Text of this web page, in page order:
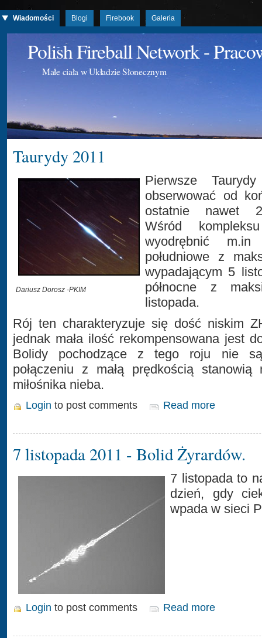
Wiadomości Blogi Firebook Galeria
Polish Fireball Network -
Małe ciała w Układzie Słonecznym
Taurydy 2011
Dariusz Dorosz -PKIM
Pierwsze
obserwować od
ostatnie nawet
Wśród
wyodrębnić
południowe z
wypadającym 5
północne z
listopada.
Rój ten charakteryzuje się dość niskim
jednak mała ilość rekompensowana jest
Bolidy pochodzące z tego roju nie
połączeniu z małą prędkością
miłośnika nieba.
Login to post comments Read more
7 listopada 2011 - Bolid Żyrardów.
7 listopada to
dzień, gdy
wpada w sieci
Login to post comments Read more